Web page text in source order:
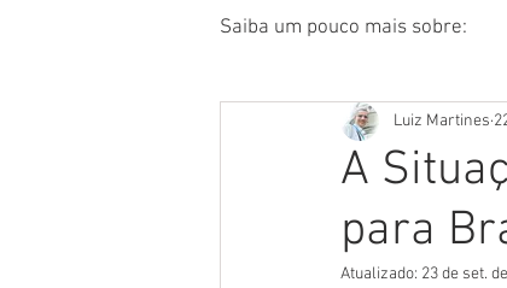
Saiba um pouco mais sobre:
A
para
Luiz Martines
Atualizado: 23 de set.